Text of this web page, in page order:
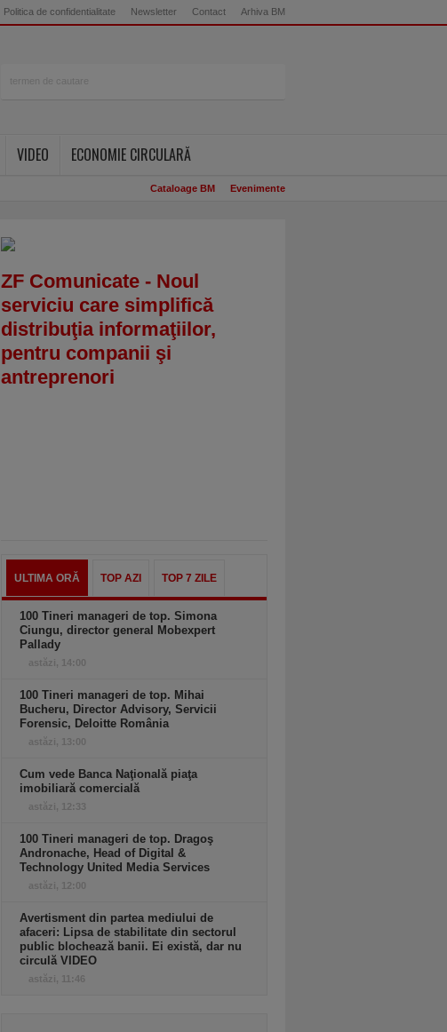
Politica de confidentialitate Newsletter Contact Arhiva BM
VIDEO
ECONOMIE CIRCULARĂ
Cataloage BM Evenimente
ZF Comunicate - Noul
serviciu care simplifică
distribuţia informaţiilor,
pentru companii şi
antreprenori
ULTIMA ORĂ TOP AZI TOP 7 ZILE
100 Tineri manageri de top. Simona
Ciungu, director general Mobexpert
Pallady
astăzi, 14:00
100 Tineri manageri de top. Mihai
Bucheru, Director Advisory, Servicii
Forensic, Deloitte România
astăzi, 13:00
Cum vede Banca Naţională piaţa
imobiliară comercială
astăzi, 12:33
100 Tineri manageri de top. Dragoş
Andronache, Head of Digital &
Technology United Media Services
astăzi, 12:00
Avertisment din partea mediului de
afaceri: Lipsa de stabilitate din sectorul
public blochează banii. Ei există, dar nu
circulă VIDEO
astăzi, 11:46